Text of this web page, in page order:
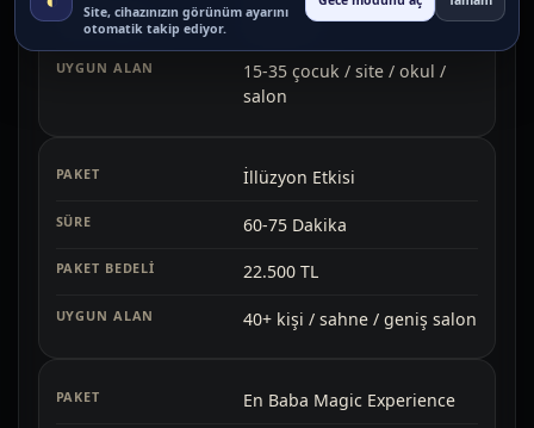
15.000 TL
15-35 çocuk / site / okul /
salon
İllüzyon Etkisi
60-75 Dakika
22.500 TL
40+ kişi / sahne / geniş salon
En Baba Magic Experience
Site, cihazınızın görünüm ayarını
otomatik takip ediyor.